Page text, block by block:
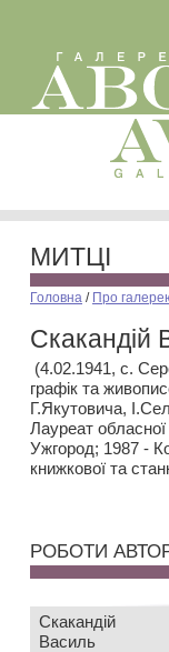
МИТЦІ
Головна / Про
Скакандій
(4.02.1941, с.
графік та
Г.Якутовича,
Лауреат
Ужгород; 1987 -
книжкової та
РОБОТИ
Скакандій
Василь